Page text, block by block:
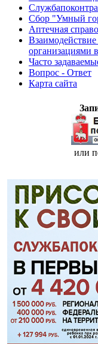
Сбор "Умный
Аптечная
организациями
Часто
Вопрос - Ответ
Карта сайта
или